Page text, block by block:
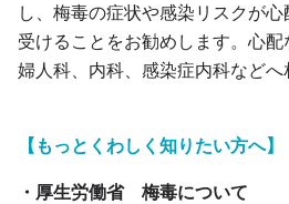
し、梅毒の症状や感染リスクが
受けることをお勧めします。心
婦人科、内科、感染症内科などへ
【もっとくわしく知りたい方へ】
・厚生労働省 梅毒について